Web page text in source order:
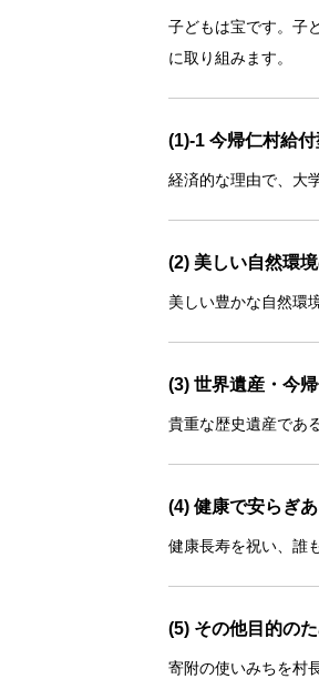
子どもは宝です。子
に取り組みます。
(1)-1 今帰仁村給
経済的な理由で、大
(2) 美しい自然環
美しい豊かな自然環
(3) 世界遺産・今
貴重な歴史遺産であ
(4) 健康で安らぎ
健康長寿を祝い、誰
(5) その他目的の
寄附の使いみちを村